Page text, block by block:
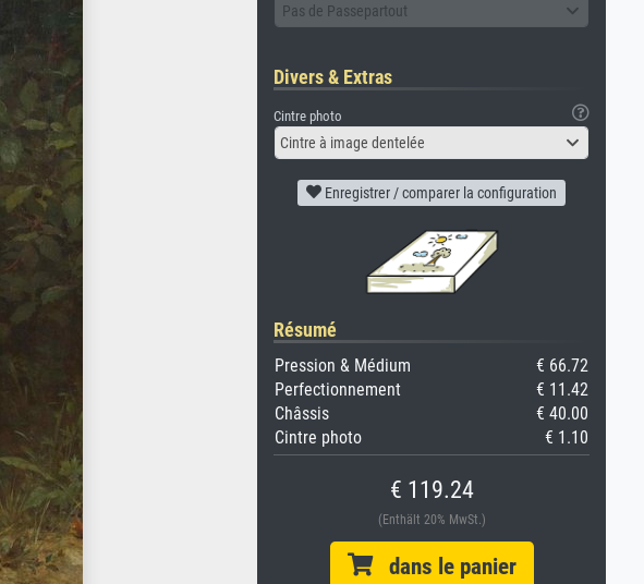
Pas de Passepartout
Divers & Extras
Cintre photo
Cintre à image dentelée
Enregistrer / comparer la configuration
Résumé
Pression & Médium
€ 66.72
Perfectionnement
€ 11.42
Châssis
€ 40.00
Cintre photo
€ 1.10
€ 119.24
(Enthält 20% MwSt.)
dans le panier